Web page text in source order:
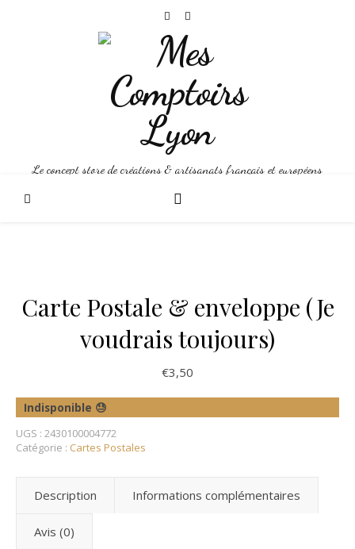
Le concept store de créations & artisanats français et européens
Carte Postale & enveloppe (Je
voudrais toujours)
€3,50
Indisponible 😓
UGS : 2430100004772
Catégorie : Cartes Postales
Description Informations complémentaires
Avis (0)